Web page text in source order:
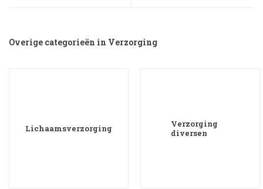
Overige categorieën in Verzorging
Lichaamsverzorging
Verzorging
diversen